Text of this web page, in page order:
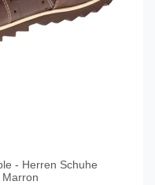
- Herren Schuhe